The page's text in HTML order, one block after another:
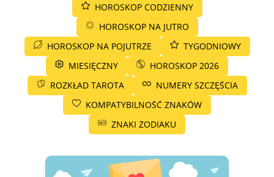
HOROSKOP CODZIENNY
HOROSKOP NA JUTRO
HOROSKOP NA POJUTRZE
TYGODNIOWY
MIESIĘCZNY
HOROSKOP 2026
ROZKŁAD TAROTA
NUMERY SZCZĘŚCIA
KOMPATYBILNOŚĆ ZNAKÓW
ZNAKI ZODIAKU